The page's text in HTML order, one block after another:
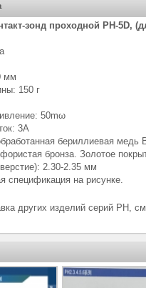
зонд проходной PH-5D,
мм
150 г
50mω
3А
бериллиевая медь
бронза. Золотое
2.30-2.35 мм
спецификация на рисунке.
других изделий серий PH,